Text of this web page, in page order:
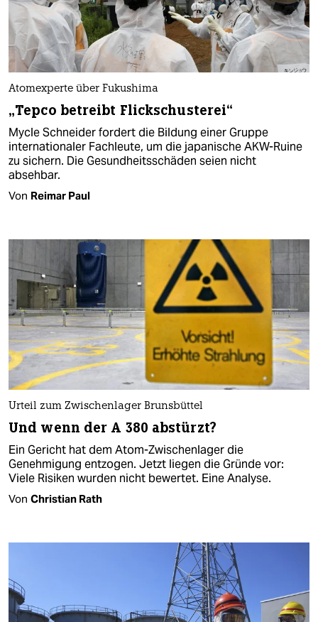
Atomexperte über Fukushima
„Tepco betreibt Flickschusterei“
Mycle Schneider fordert die Bildung einer Gruppe
internationaler Fachleute, um die japanische AKW-Ruine
zu sichern. Die Gesundheitsschäden seien nicht
absehbar.
Von Reimar Paul
Urteil zum Zwischenlager Brunsbüttel
Und wenn der A 380 abstürzt?
Ein Gericht hat dem Atom-Zwischenlager die
Genehmigung entzogen. Jetzt liegen die Gründe vor:
Viele Risiken wurden nicht bewertet. Eine Analyse.
Von Christian Rath